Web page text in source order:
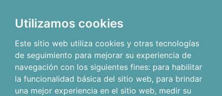
Utilizamos cookies
Este sitio web utiliza cookies y otras tecnologías
de seguimiento para mejorar su experiencia de
navegación con los siguientes fines: para habilitar
la funcionalidad básica del sitio web, para brindar
una mejor experiencia en el sitio web, medir su